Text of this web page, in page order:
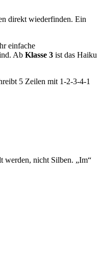
direkt wiederfinden. Ein
einfache
Ab Klasse 3 ist das Haiku
5 Zeilen mit 1-2-3-4-1
werden, nicht Silben. „Im“